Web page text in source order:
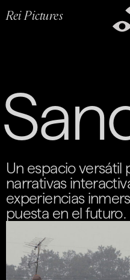
content
Rei Pictures
Un espacio versátil
narrativas
experiencias
puesta en el futuro.